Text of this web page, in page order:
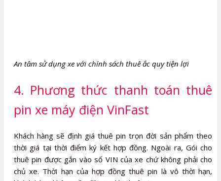
An tâm sử dụng xe với chính sách thuê ắc quy tiện lợi
4. Phương thức thanh toán thuê
pin xe máy điện VinFast
Khách hàng sẽ định giá thuê pin trọn đời sản phẩm theo
thời giá tại thời điểm ký kết hợp đồng. Ngoài ra, Gói cho
thuê pin được gắn vào số VIN của xe chứ không phải cho
chủ xe. Thời hạn của hợp đồng thuê pin là vô thời hạn,